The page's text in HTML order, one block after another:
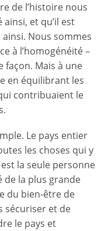
de l’histoire nous
et qu’il est
ainsi. Nous sommes
à l’homogénéité –
Mais à une
en équilibrant les
contribuaient le
Le pays entier
les choses qui y
la seule personne
de la plus grande
du bien-être de
sécuriser et de
le pays et